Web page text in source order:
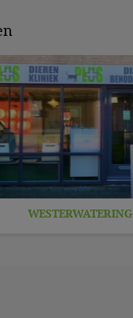
WESTERWATERING